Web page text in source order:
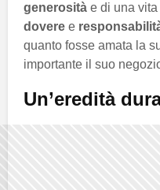
generosità e di una
dovere e
quanto fosse amata la
importante il suo
Un’eredità